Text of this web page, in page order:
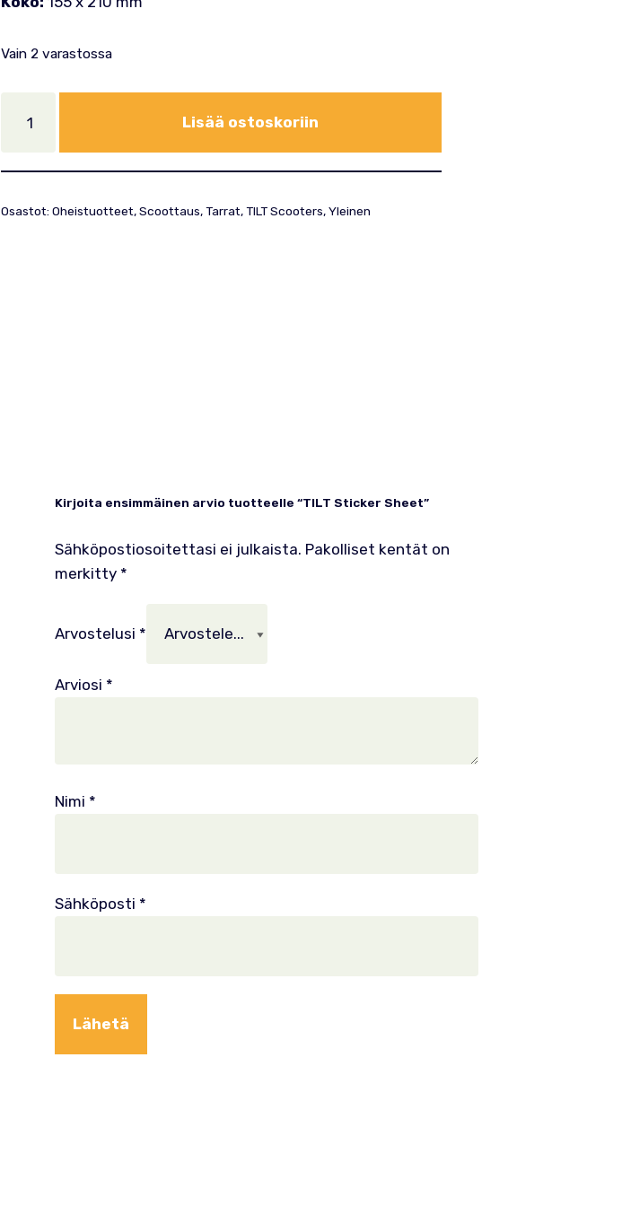
Vain 2 varastossa
Lisää ostoskoriin
Osastot: Oheistuotteet,Scoottaus,Tarrat,TILT Scooters,Yleinen
Kirjoita ensimmäinen arvio tuotteelle “TILT Sticker Sheet”
Sähköpostiosoitettasi ei julkaista. Pakolliset kentät on
merkitty *
Arvostelusi *
Arviosi *
Nimi *
Sähköposti *